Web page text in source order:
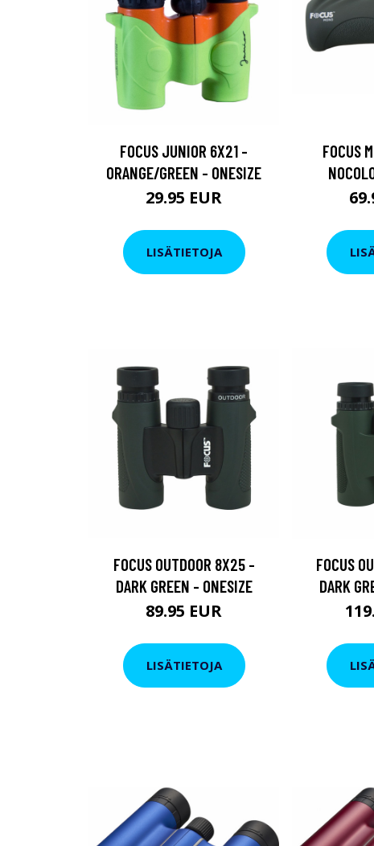
FOCUS JUNIOR 6X21 -
ORANGE/GREEN - ONESIZE
29.95 EUR
LISÄTIETOJA
FOCUS
FOCUS OUTDOOR 8X25 -
DARK GREEN - ONESIZE
89.95 EUR
LISÄTIETOJA
FOCUS
DARK